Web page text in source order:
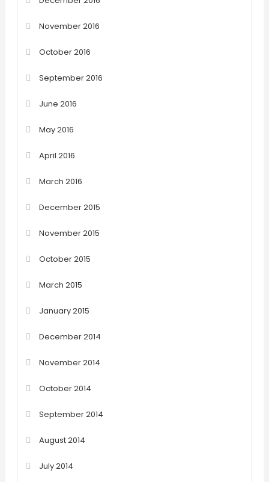
November 2016
October 2016
September 2016
June 2016
May 2016
April 2016
March 2016
December 2015
November 2015
October 2015
March 2015
January 2015
December 2014
November 2014
October 2014
September 2014
August 2014
July 2014